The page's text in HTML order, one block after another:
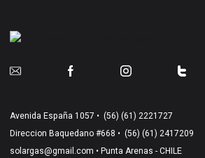
Avenida España 1057 • (56) (61) 2221727
Direccion Baquedano #668 • (56) (61) 2417209
solargas@gmail.com • Punta Arenas - CHILE